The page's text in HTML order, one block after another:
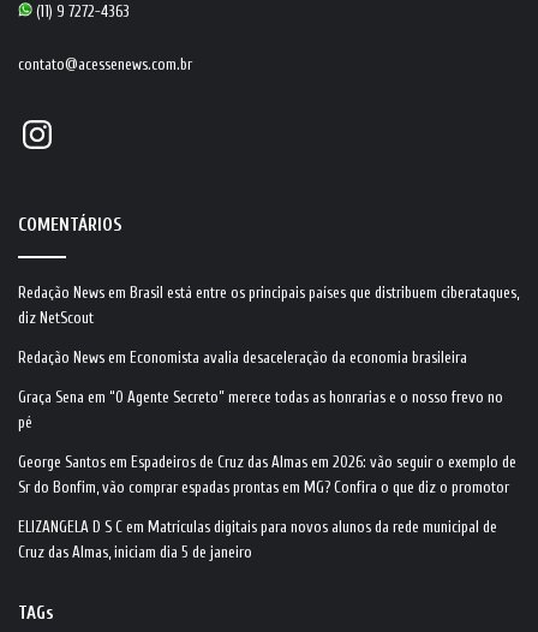
(11) 9 7272-4363
contato@acessenews.com.br
Instagram
COMENTÁRIOS
Redação News em Brasil está entre os principais países que distribuem ciberataques,
diz NetScout
Redação News em Economista avalia desaceleração da economia brasileira
Graça Sena em “O Agente Secreto” merece todas as honrarias e o nosso frevo no
pé
George Santos em Espadeiros de Cruz das Almas em 2026: vão seguir o exemplo de
Sr do Bonfim, vão comprar espadas prontas em MG? Confira o que diz o promotor
ELIZANGELA D S C em Matrículas digitais para novos alunos da rede municipal de
Cruz das Almas, iniciam dia 5 de janeiro
TAGs